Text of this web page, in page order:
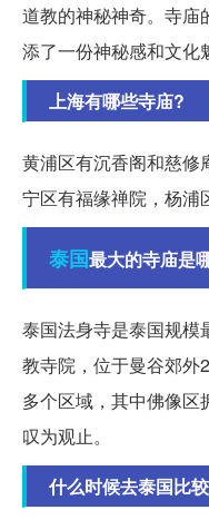
道教的神秘神奇。寺庙
添了一份神秘感和文化
上海有哪些寺庙?
黄浦区有沉香阁和慈修
宁区有福缘禅院，杨浦
泰国最大的寺庙是
泰国法身寺是泰国规模
教寺院，位于曼谷郊外
多个区域，其中佛像区
叹为观止。
什么时候去泰国比